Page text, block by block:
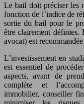
Le bail doit préciser les
fonction de l’indice de
sortie du bail pour le
être clairement définies.
avocat) est
L’investissement en
est essentiel de
aspects, avant de
complète et
immobilier, conseiller